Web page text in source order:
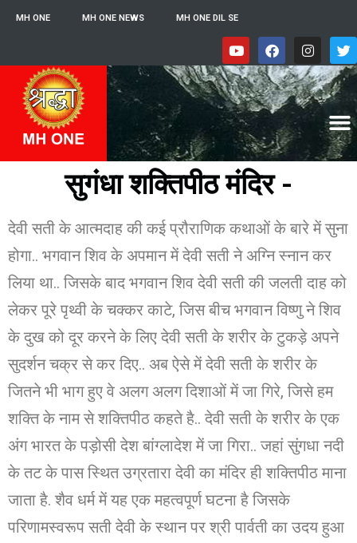
MH ONE MH ONE NEWS MH ONE DIL SE
सुगंधा शक्तिपीठ मंदिर -
देवी सती के आत्मदाह की कई प्रौराणिक कथाओं के बारे में सुना
होगा.. भगवान शिव के अपमान में देवी सती ने अग्नि स्नान कर
लिया था.. जिसके बाद भगवान शिव देवी सती की जलती दाह को
लेकर पूरे पृथ्वी के चक्कर काटे, जिस बीच भगवान विष्णु ने शिव
के दुख को दूर करने के लिए देवी सती के शरीर के टुकड़े अपने
सुदर्शन चक्र से कर दिए.. अब ऐसे में देवी सती के शरीर के
जितने भी भाग हुए वे अलग अलग दिशाओं में जा गिरे, जिसे हम
शक्ति के नाम से शक्तिपीठ कहते है.. देवी सती के शरीर के एक
अंग भारत के पड़ोसी देश बांग्लादेश में जा गिरा.. जहां सुंगधा नदी
के तट के पास स्थित उग्रतारा देवी का मंदिर ही शक्तिपीठ माना
जाता है. शैव धर्म में यह एक महत्वपूर्ण घटना है जिसके
परिणामस्वरूप सती देवी के स्थान पर श्री पार्वती का उदय हुआ